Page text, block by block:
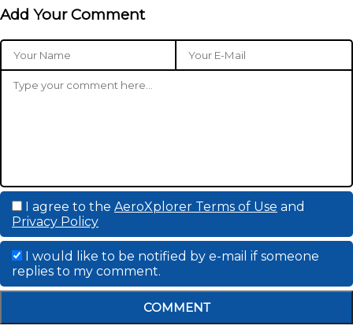
Add Your Comment
I agree to the AeroXplorer Terms of Use and
Privacy Policy
I would like to be notified by e-mail if someone
replies to my comment.
COMMENT